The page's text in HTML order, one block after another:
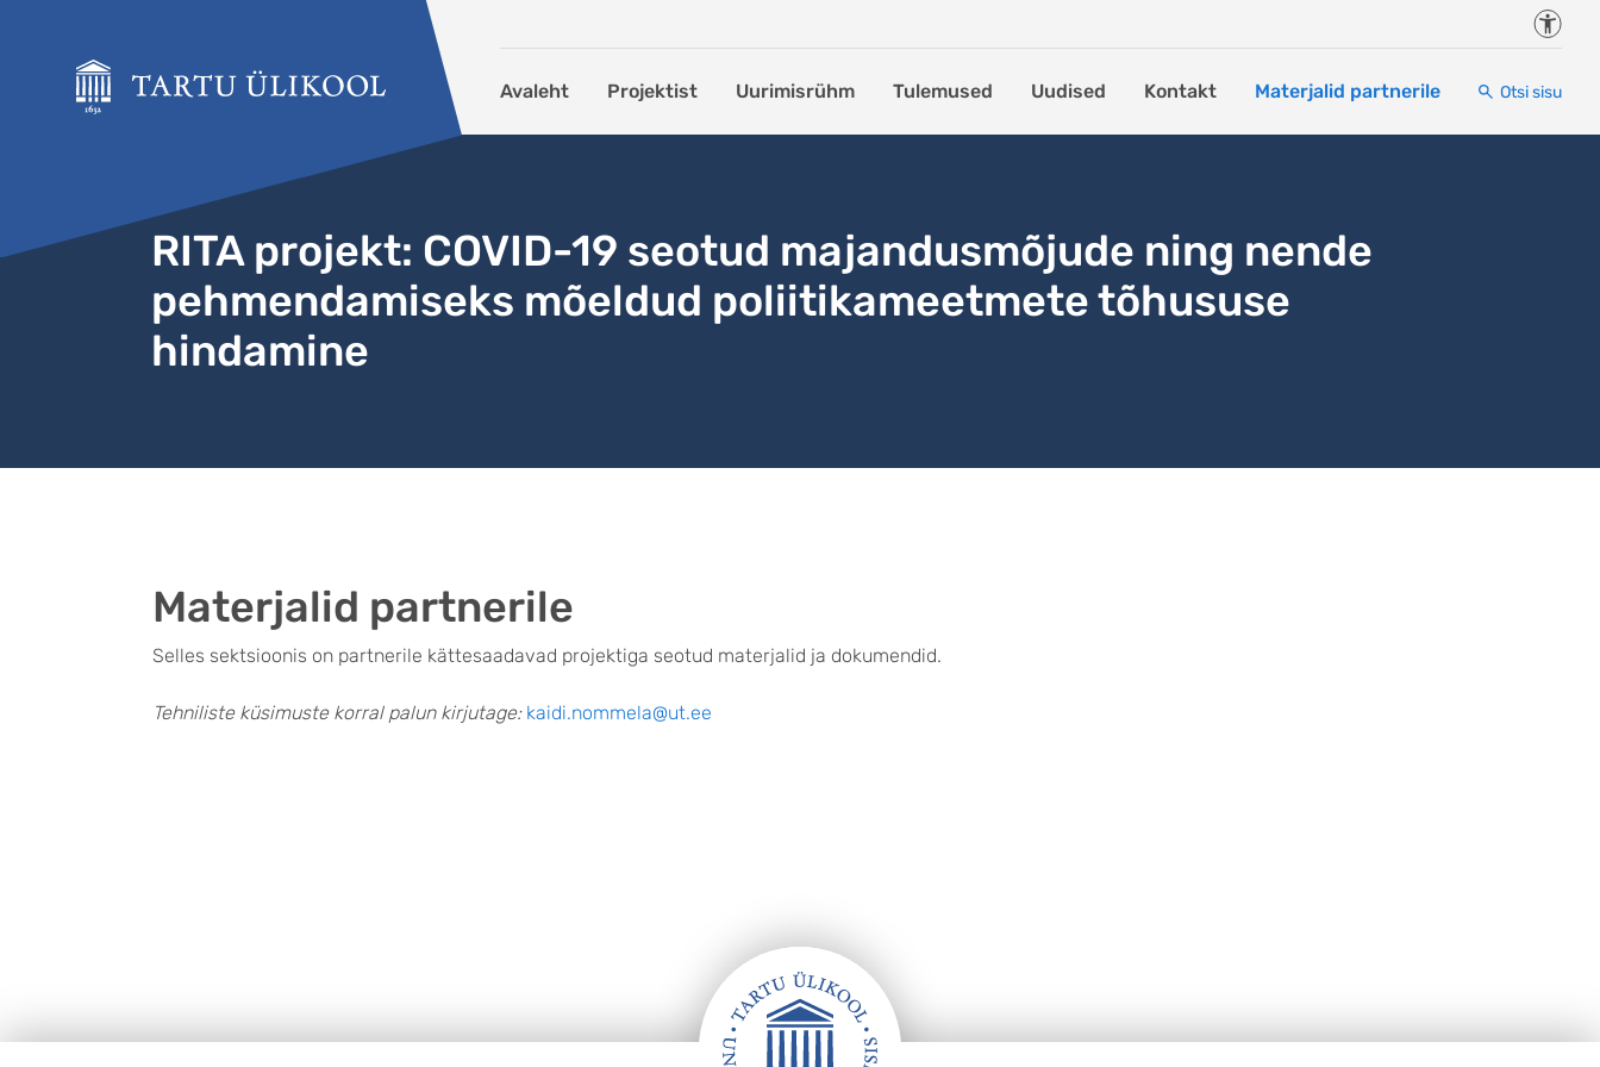
Avaleht Projektist Uurimisrühm Tulemused Uudised Kontakt Materjalid partnerile Otsi sisu
RITA projekt: COVID-19 seotud majandusmõjude ning nende
pehmendamiseks mõeldud poliitikameetmete tõhususe
hindamine
Materjalid partnerile
Selles sektsioonis on partnerile kättesaadavad projektiga seotud materjalid ja dokumendid.
Tehniliste küsimuste korral palun kirjutage: kaidi.nommela@ut.ee